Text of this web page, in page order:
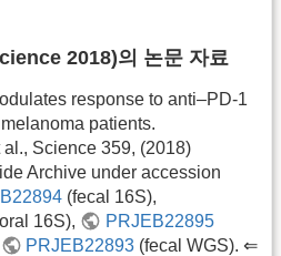
2018)의 논문 자료
response to anti–PD-1
patients.
Science 359, (2018)
Archive under accession
(fecal 16S),
16S),
PRJEB22895
PRJEB22893 (fecal WGS). ⇐